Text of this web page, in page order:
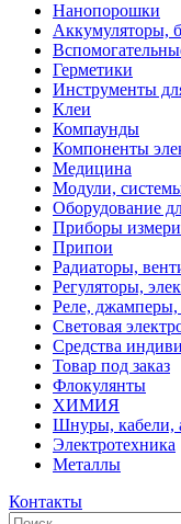
Нанопорошки
Аккумуляторы,
Герметики
Инструменты
Клеи
Компаунды
Компоненты
Медицина
Модули,
Оборудование
Приборы
Припои
Радиаторы,
Регуляторы,
Реле, джамперы,
Световая
Средства
Товар под заказ
Флокулянты
ХИМИЯ
Шнуры, кабели,
Электротехника
Металлы
Контакты